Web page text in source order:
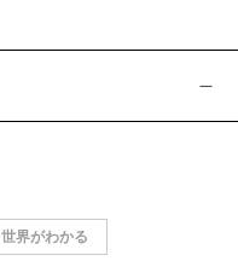
世界がわかる